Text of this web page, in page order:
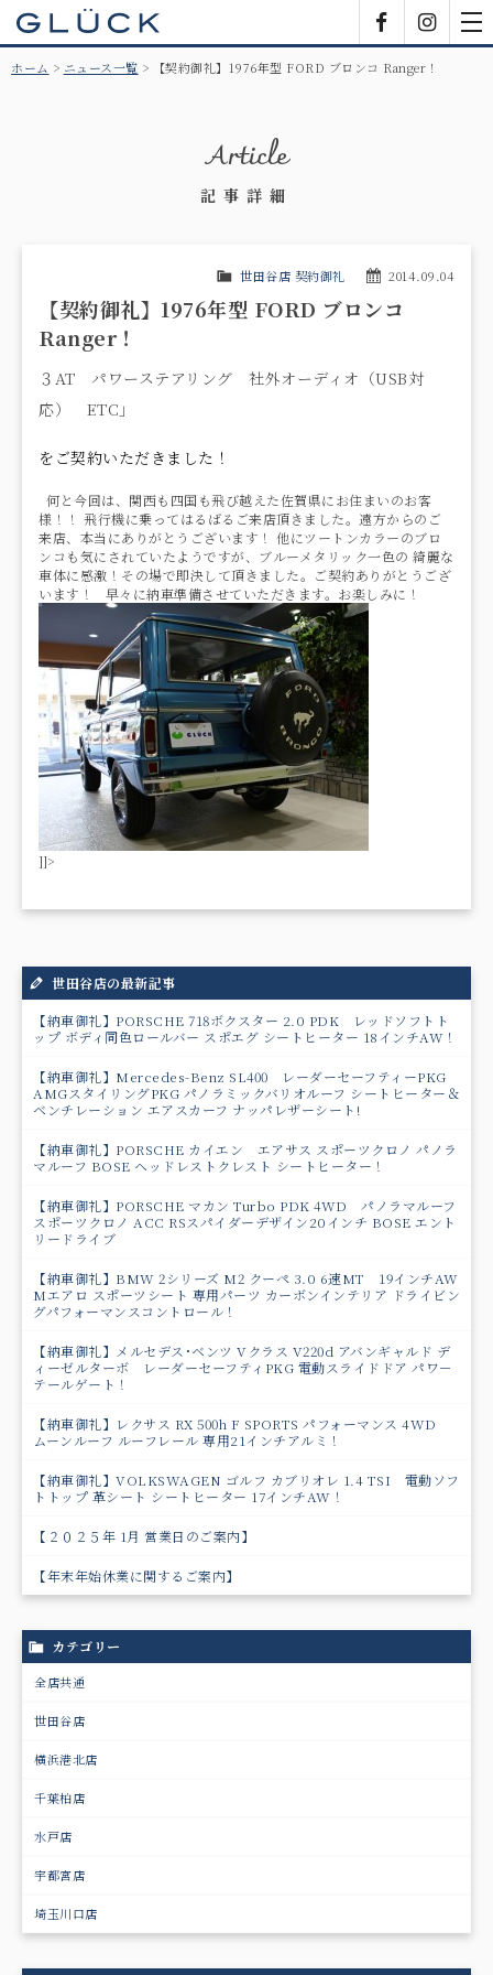
ホーム ニュース一覧 【契約御礼】1976年型 FORD ブロンコ Ranger！
Article
記事詳細
2014.09.04
世田谷店 契約御礼
【契約御礼】1976年型 FORD ブロンコ
Ranger！
３AT パワーステアリング 社外オーディオ（USB対
応） ETC」
をご契約いただきました！
何と今回は、関西も四国も飛び越えた佐賀県にお住まいのお客
様！！ 飛行機に乗ってはるばるご来店頂きました。遠方からのご
来店、本当にありがとうございます！ 他にツートンカラーのブロ
ンコも気にされていたようですが、ブルーメタリック一色の 綺麗な
車体に感激！その場で即決して頂きました。ご契約ありがとうござ
います！ 早々に納車準備させていただきます。お楽しみに！
]]>
世田谷店の最新記事
【納車御礼】PORSCHE 718ボクスター 2.0 PDK レッドソフトト
ップ ボディ同色ロールバー スポエグ シートヒーター 18インチAW！
【納車御礼】Mercedes-Benz SL400 レーダーセーフティーPKG
AMGスタイリングPKG パノラミックバリオルーフ シートヒーター＆
ベンチレーション エアスカーフ ナッパレザーシート!
【納車御礼】PORSCHE カイエン エアサス スポーツクロノ パノラ
マルーフ BOSE ヘッドレストクレスト シートヒーター！
【納車御礼】PORSCHE マカン Turbo PDK 4WD パノラマルーフ
スポーツクロノ ACC RSスパイダーデザイン20インチ BOSE エント
リードライブ
【納車御礼】BMW 2シリーズ M2 クーペ 3.0 6速MT 19インチAW
Mエアロ スポーツシート 専用パーツ カーボンインテリア ドライビン
グパフォーマンスコントロール！
【納車御礼】メルセデス･ベンツ Vクラス V220d アバンギャルド デ
ィーゼルターボ レーダーセーフティPKG 電動スライドドア パワ－
テールゲート！
【納車御礼】レクサス RX 500h F SPORTS パフォーマンス 4WD
ムーンルーフ ルーフレール 専用21インチアルミ！
【納車御礼】VOLKSWAGEN ゴルフ カブリオレ 1.4 TSI 電動ソフ
トトップ 革シート シートヒーター 17インチAW！
【２０２５年 1月 営業日のご案内】
【年末年始休業に関するご案内】
カテゴリー
全店共通
世田谷店
横浜港北店
千葉柏店
水戸店
宇都宮店
埼玉川口店